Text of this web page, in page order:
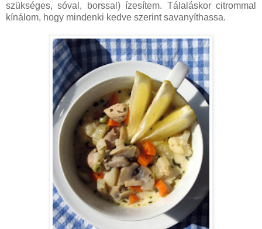
szükséges, sóval, borssal) ízesítem. Tálaláskor citrommal
kínálom, hogy mindenki kedve szerint savanyíthassa.